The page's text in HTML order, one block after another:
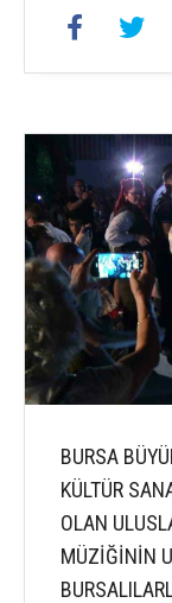
BURSA
KÜLTÜR
OLAN
MÜZİĞİNİN